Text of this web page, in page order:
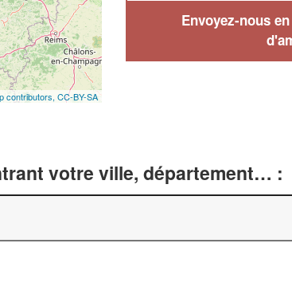
contributors, CC-BY-SA
Envoyez-nous
votre ville, département… :